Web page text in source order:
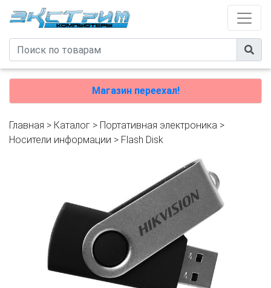
Магазин переехал!
Главная > Каталог > Портативная электроника >
Носители информации > Flash Disk